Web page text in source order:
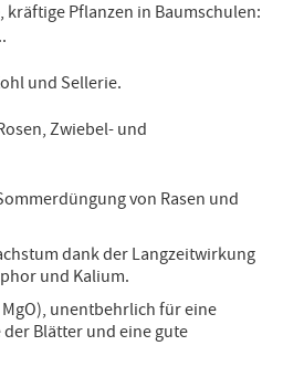
kräftige Pflanzen in Baumschulen:
und Sellerie.
Zwiebel- und
von Rasen und
dank der Langzeitwirkung
und Kalium.
unentbehrlich für eine
Blätter und eine gute